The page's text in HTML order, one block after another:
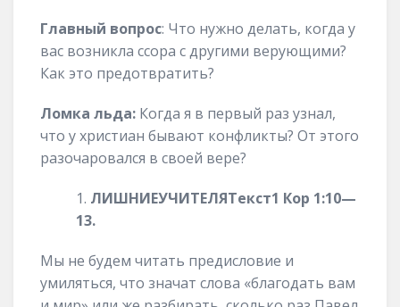
Главный вопрос: Что нужно делать, когда у
вас возникла ссора с другими верующими?
Как это предотвратить?
Ломка льда: Когда я в первый раз узнал,
что у христиан бывают конфликты? От этого
разочаровался в своей вере?
ЛИШНИЕУЧИТЕЛЯТекст1 Кор 1:10—
13.
Мы не будем читать предисловие и
умиляться, что значат слова «благодать вам